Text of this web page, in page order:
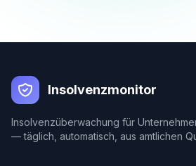
Insolvenzmonitor
Insolvenzüberwachung für
— täglich, automatisch, aus amtlichen